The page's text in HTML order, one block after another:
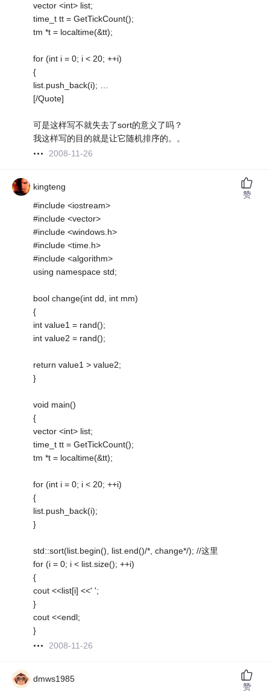
vector <int> list;
time_t tt = GetTickCount();
tm *t = localtime(&tt);
for (int i = 0; i < 20; ++i)
{
list.push_back(i); …
[/Quote]
可是这样写不就失去了sort的意义了吗？
我这样写的目的就是让它随机排序的。。
2008-11-26
kingteng
#include <iostream>
#include <vector>
#include <windows.h>
#include <time.h>
#include <algorithm>
using namespace std;
bool change(int dd, int mm)
{
int value1 = rand();
int value2 = rand();
return value1 > value2;
}
void main()
{
vector <int> list;
time_t tt = GetTickCount();
tm *t = localtime(&tt);
for (int i = 0; i < 20; ++i)
{
list.push_back(i);
}
std::sort(list.begin(), list.end()/*, change*/); //这里
for (i = 0; i < list.size(); ++i)
{
cout <<list[i] <<' ';
}
cout <<endl;
}
2008-11-26
赞
dmws1985
赞